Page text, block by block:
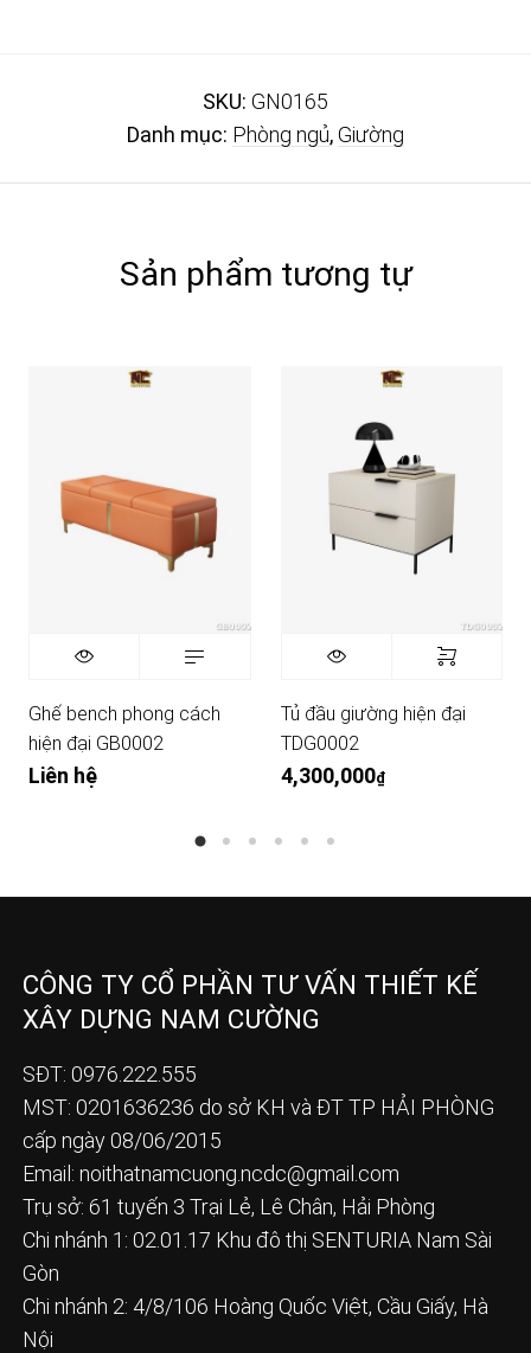
SKU: GN0165
Danh mục: Phòng ngủ,Giường
Sản phẩm tương tự
Ghế bench phong cách
hiện đại GB0002
Liên hệ
Tủ đầu giường hiện đại
TDG0002
4,300,000₫
CÔNG TY CỔ PHẦN TƯ VẤN THIẾT KẾ
XÂY DỰNG NAM CƯỜNG
SĐT: 0976.222.555
MST: 0201636236 do sở KH và ĐT TP HẢI PHÒNG
cấp ngày 08/06/2015
Email: noithatnamcuong.ncdc@gmail.com
Trụ sở: 61 tuyến 3 Trại Lẻ, Lê Chân, Hải Phòng
Chi nhánh 1: 02.01.17 Khu đô thị SENTURIA Nam Sài
Gòn
Chi nhánh 2: 4/8/106 Hoàng Quốc Việt, Cầu Giấy, Hà
Nội